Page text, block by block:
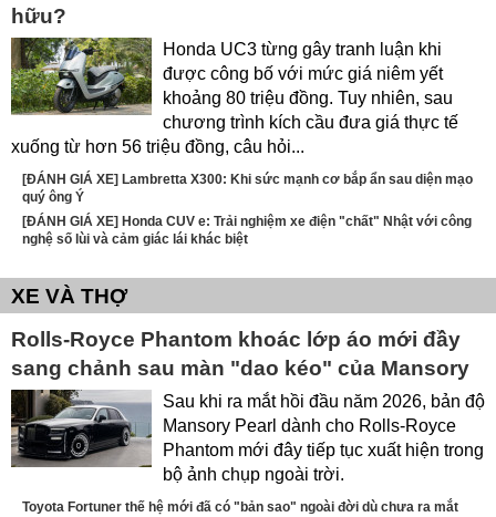
hữu?
Honda UC3 từng gây tranh luận khi
được công bố với mức giá niêm yết
khoảng 80 triệu đồng. Tuy nhiên, sau
chương trình kích cầu đưa giá thực tế
xuống từ hơn 56 triệu đồng, câu hỏi...
[ĐÁNH GIÁ XE] Lambretta X300: Khi sức mạnh cơ bắp ẩn sau diện mạo
quý ông Ý
[ĐÁNH GIÁ XE] Honda CUV e: Trải nghiệm xe điện "chất" Nhật với công
nghệ số lùi và cảm giác lái khác biệt
XE VÀ THỢ
Rolls-Royce Phantom khoác lớp áo mới đầy
sang chảnh sau màn "dao kéo" của Mansory
Sau khi ra mắt hồi đầu năm 2026, bản độ
Mansory Pearl dành cho Rolls-Royce
Phantom mới đây tiếp tục xuất hiện trong
bộ ảnh chụp ngoài trời.
Toyota Fortuner thế hệ mới đã có "bản sao" ngoài đời dù chưa ra mắt